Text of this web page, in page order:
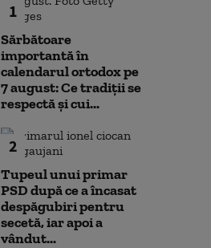
1
Sărbătoare
importantă în
calendarul ortodox pe
7 august: Ce tradiții se
respectă și cui...
2
Tupeul unui primar
PSD după ce a încasat
despăgubiri pentru
secetă, iar apoi a
vândut...